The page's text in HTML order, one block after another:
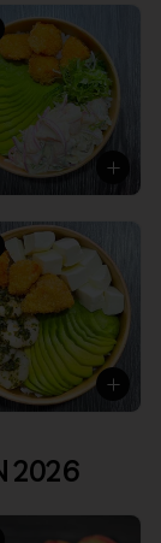
2026